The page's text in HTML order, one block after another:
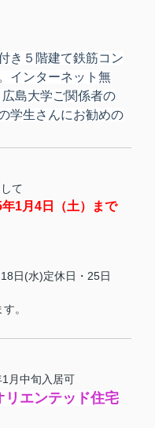
き５階建て鉄筋コン
インターネット無
島大学ご関係者の
学生さんにお勧めの
て
1月4日（土）まで
日(水)定休日・25日
。
月中旬入居可
エンテッド住宅